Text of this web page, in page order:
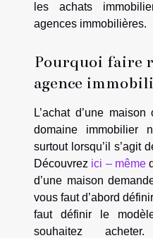
les achats
agences immobilières.
Pourquoi faire
agence
L’achat d’une
domaine immobilier
surtout lorsqu’il s’agit
Découvrez ici – même
d’une maison
vous faut d’abord
faut définir le
souhaitez